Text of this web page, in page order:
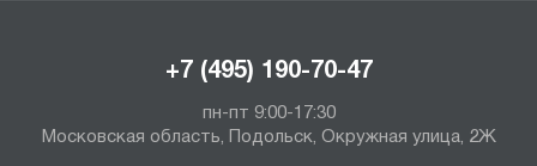
+7 (495) 190-70-47
пн-пт 9:00-17:30
Московская область, Подольск, Окружная улица, 2Ж